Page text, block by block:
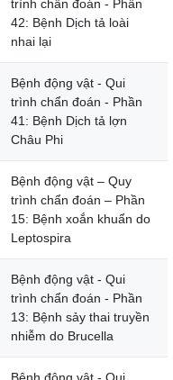
trình chẩn đoán - Phần
42: Bệnh Dịch tả loài
nhai lại
Bệnh động vật - Qui
trình chẩn đoán - Phần
41: Bệnh Dịch tả lợn
Châu Phi
Bệnh động vật – Quy
trình chẩn đoán – Phần
15: Bệnh xoắn khuẩn do
Leptospira
Bệnh động vật - Qui
trình chẩn đoán - Phần
13: Bệnh sảy thai truyền
nhiễm do Brucella